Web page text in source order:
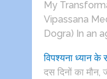
My
Vipassana
Dogra) In an
विपश्यना ध्यान के
दस दिनों का मौन,